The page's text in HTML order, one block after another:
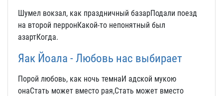
Шумел вокзал, как праздничный базарПодали поезд
на второй перронКакой-то непонятный был
азартКогда.
Яак Йоала - Любовь нас выбирает
Порой любовь, как ночь темнаИ адской мукою
онаСтать может вместо рая,Стать может вместо